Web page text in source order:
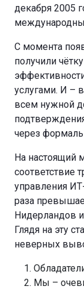
декабря 2005
С момента
получили
услугами. И –
всем нужной
через
На настоящий
соответствие
управления
раза
Нидерландов
Глядя на эту
неверных
Мы –